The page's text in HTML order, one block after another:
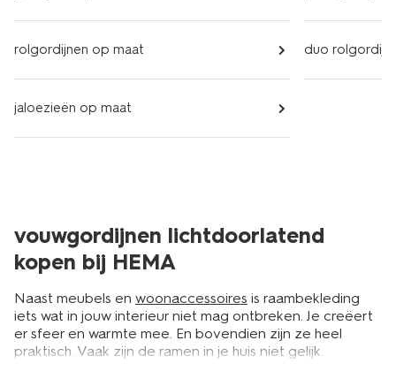
rolgordijnen op maat
jaloezieën op maat
duo
vouwgordijnen lichtdoorlatend
kopen bij HEMA
Naast meubels en woonaccessoires is raambekleding
iets wat in jouw interieur niet mag ontbreken. Je creëert
er sfeer en warmte mee. En bovendien zijn ze heel
praktisch. Vaak zijn de ramen in je huis niet gelijk.